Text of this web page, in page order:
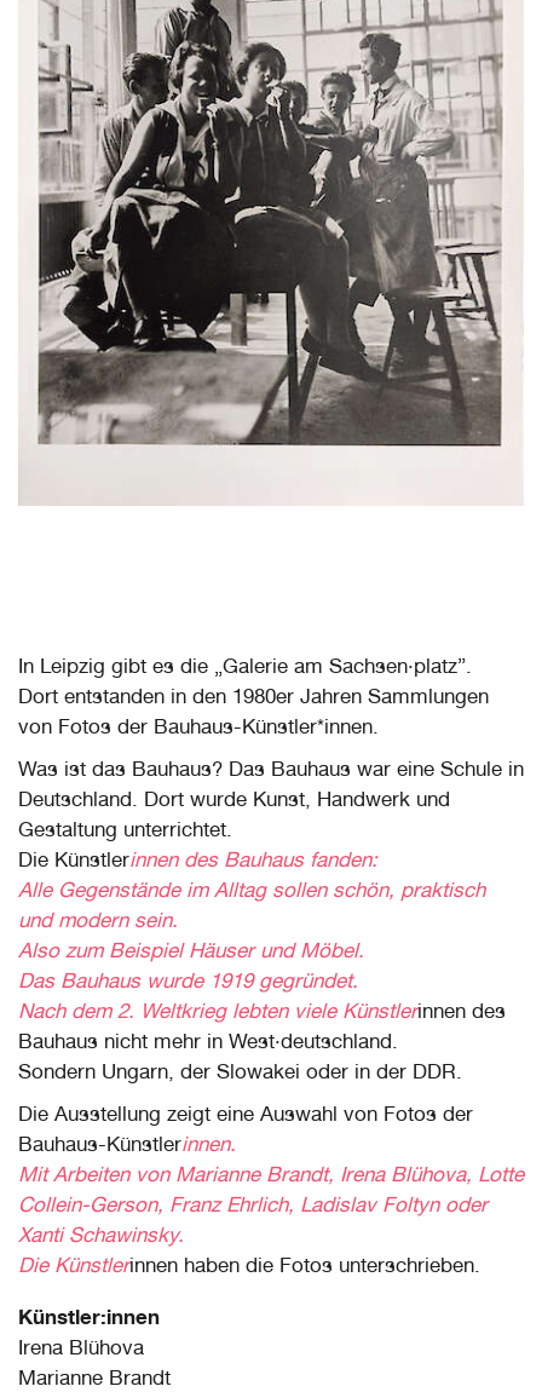
In Leipzig gibt es die „Galerie am Sachsen·platz”.
Dort entstanden in den 1980er Jahren Sammlungen
von Fotos der Bauhaus-Künstler*innen.
Was ist das Bauhaus? Das Bauhaus war eine Schule in
Deutschland. Dort wurde Kunst, Handwerk und
Gestaltung unterrichtet.
Die Künstlerinnen des Bauhaus fanden:
Alle Gegenstände im Alltag sollen schön, praktisch
und modern sein.
Also zum Beispiel Häuser und Möbel.
Das Bauhaus wurde 1919 gegründet.
Nach dem 2. Weltkrieg lebten viele Künstlerinnen des
Bauhaus nicht mehr in West·deutschland.
Sondern Ungarn, der Slowakei oder in der DDR.
Die Ausstellung zeigt eine Auswahl von Fotos der
Bauhaus-Künstlerinnen.
Mit Arbeiten von Marianne Brandt, Irena Blühova, Lotte
Collein-Gerson, Franz Ehrlich, Ladislav Foltyn oder
Xanti Schawinsky.
Die Künstlerinnen haben die Fotos unterschrieben.
Künstler:innen
Irena Blühova
Marianne Brandt